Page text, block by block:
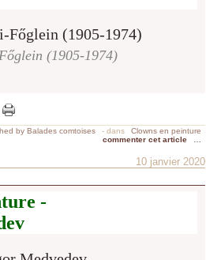
(1905-1974)
by Balades comtoises - dans
Clowns en peinture
commenter cet article
10 janvier 2020
-